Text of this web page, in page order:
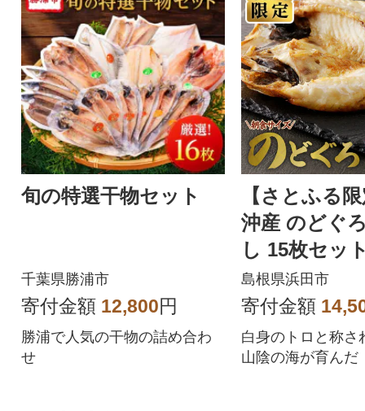
旬の特選干物セット
千葉県勝浦市
寄付金額 12,800円
勝浦で人気の干物の詰め合わ
せ
【さとふる
沖産 のどぐ
し 15枚セッ
焼き方付き
島根県浜田市
寄付金額
白身のトロと称さ
山陰の海が育んだ